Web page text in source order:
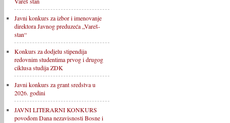
Javni konkurs za izbor i imenovanje
direktora Javnog preduzeća „Vareš-
stan“
Konkurs za dodjelu stipendija
redovnim studentima prvog i drugog
ciklusa studija ZDK
Javni konkurs za grant sredstva u
2026. godini
JAVNI LITERARNI KONKURS
povodom Dana nezavisnosti Bosne i